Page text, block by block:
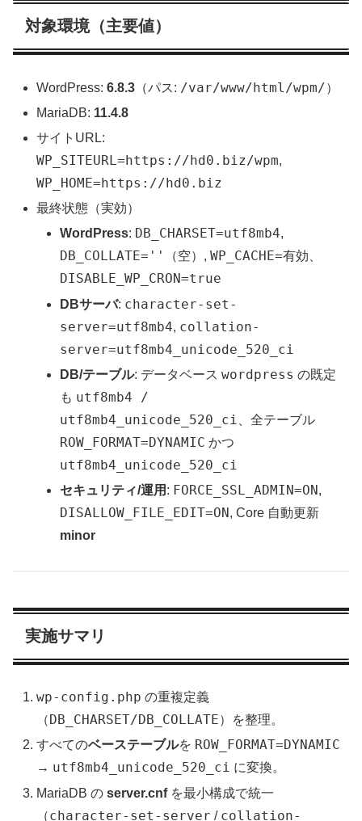
対象環境（主要値）
WordPress:6.8.3 （パス: /var/www/html/wpm/）
MariaDB: 11.4.8
サイトURL:
WP_SITEURL=https://hd0.biz/wpm,
WP_HOME=https://hd0.biz
最終状態（実効）
WordPress: DB_CHARSET=utf8mb4,
DB_COLLATE='' （空）,WP_CACHE=有効、
DISABLE_WP_CRON=true
DBサーバ: character-set-
server=utf8mb4, collation-
server=utf8mb4_unicode_520_ci
DB/テーブル: データベースwordpress の既定
も utf8mb4 /
utf8mb4_unicode_520_ci 、全テーブル
ROW_FORMAT=DYNAMIC かつ
utf8mb4_unicode_520_ci
セキュリティ/運用 : FORCE_SSL_ADMIN=ON,
DISALLOW_FILE_EDIT=ON, Core 自動更新
minor
実施サマリ
wp-config.php の重複定義
（ DB_CHARSET/DB_COLLATE）を整理。
すべてのベーステーブルを ROW_FORMAT=DYNAMIC
→ utf8mb4_unicode_520_ci に変換。
MariaDB のserver.cnfを最小構成で統一
（character-set-server / collation-